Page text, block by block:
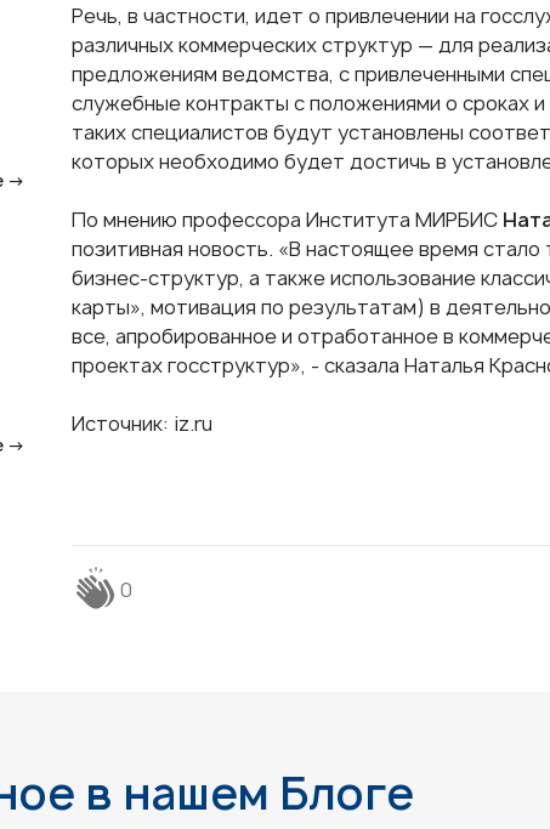
Речь, в частности, идет о привлечении на
различных коммерческих структур — для
предложениям ведомства, с привлеченными
служебные контракты с положениями о сроках
таких специалистов будут установлены
которых необходимо будет достичь в
По мнению профессора Института МИРБИС
позитивная новость. «В настоящее время
бизнес-структур, а также использование
карты», мотивация по результатам) в
все, апробированное и отработанное в
проектах госструктур», - сказала Наталья
Источник: iz.ru
→
→
0
в нашем Блоге